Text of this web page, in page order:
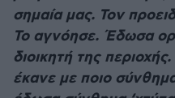
σημαία μας. Τον
Το αγνόησε. Έδωσα
διοικητή της
έκανε με ποιο